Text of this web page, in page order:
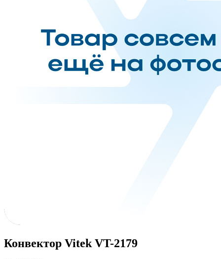
Конвектор Vitek VT-2179